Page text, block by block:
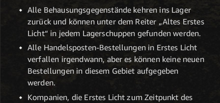
Alle Behausungsgegenstände kehren ins Lager
zurück und können unter dem Reiter „Altes Erstes
Licht“ in jedem Lagerschuppen gefunden werden.
Alle Handelsposten-Bestellungen in Erstes Licht
verfallen irgendwann, aber es können keine neuen
Bestellungen in diesem Gebiet aufgegeben
werden.
Kompanien, die Erstes Licht zum Zeitpunkt des